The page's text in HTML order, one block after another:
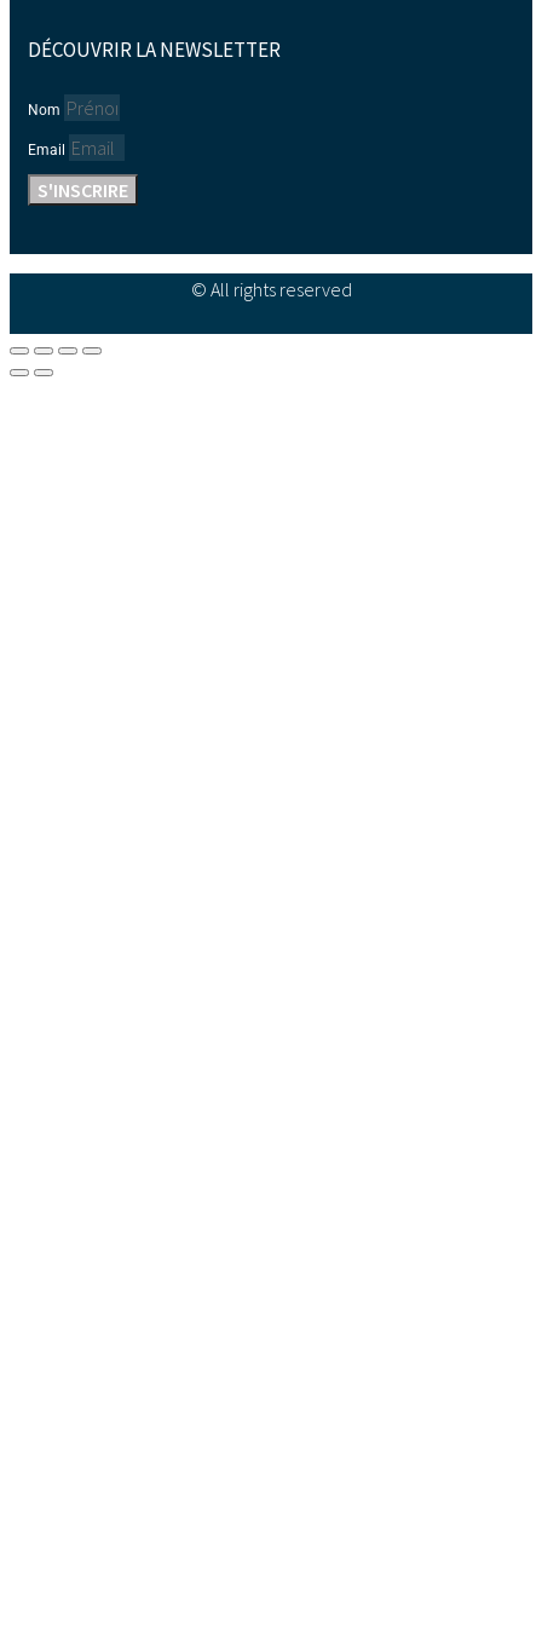
DÉCOUVRIR LA NEWSLETTER
Nom
Email
S'INSCRIRE
© All rights reserved